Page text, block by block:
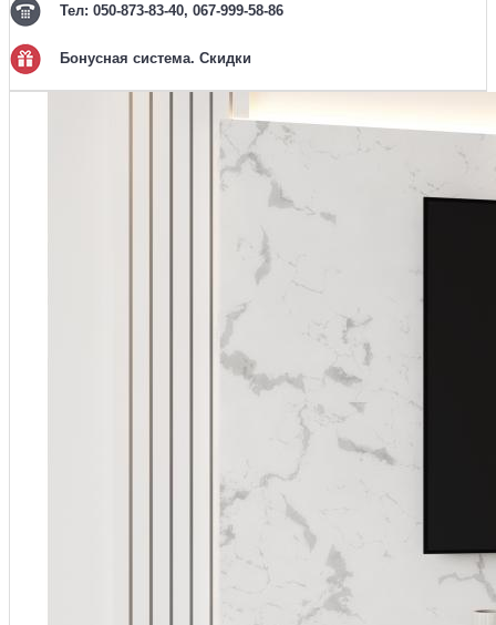
Тел: 050-873-83-40, 067-999-58-86
Бонусная система. Скидки